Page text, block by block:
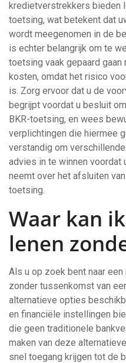
kredietverstrekkers bieden
toetsing, wat betekent dat
wordt meegenomen in de
is echter belangrijk om te
toetsing vaak gepaard
kosten, omdat het risico
is. Zorg ervoor dat u de
begrijpt voordat u besluit
BKR-toetsing, en wees
verplichtingen die hiermee
verstandig om
advies in te winnen
neemt over het afsluiten
toetsing.
Waar kan
lenen
Als u op zoek bent naar
zonder tussenkomst van
alternatieve opties
en financiële instellingen
die geen traditionele
maken van deze
snel toegang krijgen tot de